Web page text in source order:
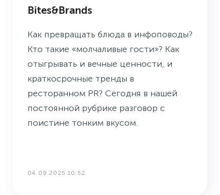
Bites&Brands
Как превращать блюда в инфоповоды?
Кто такие «молчаливые гости»? Как
отыгрывать и вечные ценности, и
краткосрочные тренды в
ресторанном PR? Сегодня в нашей
постоянной рубрике разговор с
поистине тонким вкусом.
04.09.2025 10:52